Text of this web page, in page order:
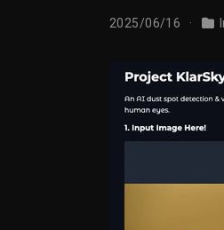
2025/06/16